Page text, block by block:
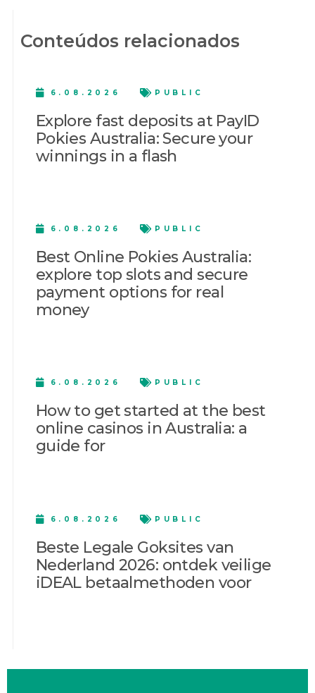
Conteúdos relacionados
6.08.2026 PUBLIC
Explore fast deposits at PayID
Pokies Australia: Secure your
winnings in a flash
6.08.2026 PUBLIC
Best Online Pokies Australia:
explore top slots and secure
payment options for real
money
6.08.2026 PUBLIC
How to get started at the best
online casinos in Australia: a
guide for
6.08.2026 PUBLIC
Beste Legale Goksites van
Nederland 2026: ontdek veilige
iDEAL betaalmethoden voor